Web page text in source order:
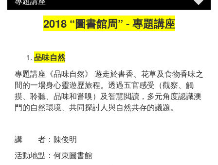
2018 “圖書館周” -專題講座
品味自然
專題講座《品味自然》 遊走於書香、花草及食物香味之
間的一場身心靈遊歷旅程。透過五官感受（觀察、觸
摸、聆聽、品味和嘗嗅）及智慧閲讀，多元角度認識澳
門的自然環境、共同探討人與自然共存的議題。
講 者：陳俊明
活動地點：何東圖書館